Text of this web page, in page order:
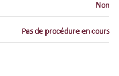
Non
Pas de procédure en cours